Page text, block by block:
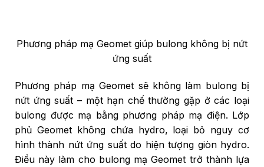
Phương pháp mạ Geomet giúp bulong không bị nứt
ứng suất
Phương pháp mạ Geomet sẽ không làm bulong bị
nứt ứng suất – một hạn chế thường gặp ở các loại
bulong được mạ bằng phương pháp mạ điện. Lớp
phủ Geomet không chứa hydro, loại bỏ nguy cơ
hình thành nứt ứng suất do hiện tượng giòn hydro.
Điều này làm cho bulong mạ Geomet trở thành lựa